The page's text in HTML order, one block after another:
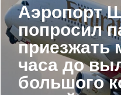
Аэропорт
попросил
приезжать
часа до
большого